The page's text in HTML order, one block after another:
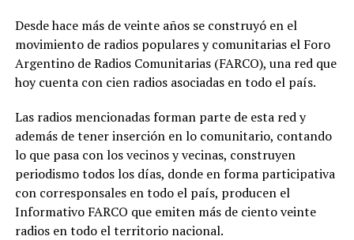
Desde hace más de veinte años se construyó en el
movimiento de radios populares y comunitarias el Foro
Argentino de Radios Comunitarias (FARCO), una red que
hoy cuenta con cien radios asociadas en todo el país.
Las radios mencionadas forman parte de esta red y
además de tener inserción en lo comunitario, contando
lo que pasa con los vecinos y vecinas, construyen
periodismo todos los días, donde en forma participativa
con corresponsales en todo el país, producen el
Informativo FARCO que emiten más de ciento veinte
radios en todo el territorio nacional.